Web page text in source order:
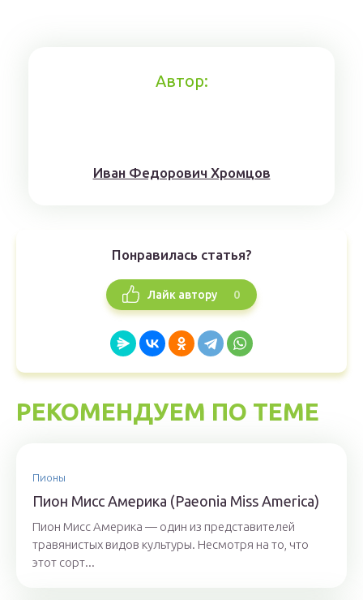
Автор:
Иван Федорович Хромцов
Понравилась статья?
Лайк автору 0
РЕКОМЕНДУЕМ ПО ТЕМЕ
Пионы
Пион Мисс Америка (Paeonia Miss America)
Пион Мисс Америка — один из представителей
травянистых видов культуры. Несмотря на то, что
этот сорт...